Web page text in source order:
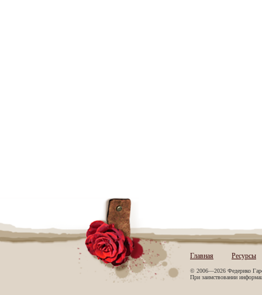
Главная Ресурсы
© 2006—2026 Федерико
При заимствовании